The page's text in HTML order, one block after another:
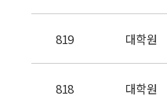
819 대학원
818 대학원